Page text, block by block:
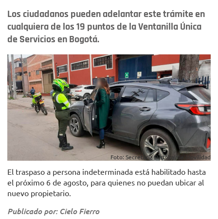
Los ciudadanos pueden adelantar este trámite en
cualquiera de los 19 puntos de la Ventanilla Única
de Servicios en Bogotá.
Foto: Secretaría Distrital de Movilidad
El traspaso a persona indeterminada está habilitado hasta
el próximo 6 de agosto, para quienes no puedan ubicar al
nuevo propietario.
Publicado por: Cielo Fierro